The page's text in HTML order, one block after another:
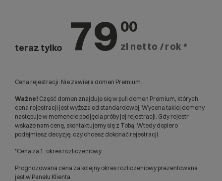
teraz tylko 79 00
zł netto / rok *
Cena rejestracji. Nie zawiera domen Premium.
Ważne! Część domen znajduje się w puli domen Premium, których
cena rejestracji jest wyższa od standardowej. Wycena takiej domeny
następuje w momencie podjęcia próby jej rejestracji. Gdy rejestr
wskaże nam cenę, skontaktujemy się z Tobą. Wtedy dopiero
podejmiesz decyzję, czy chcesz dokonać rejestracji.
*Cena za 1. okres rozliczeniowy.
Prognozowana cena za kolejny okres rozliczeniowy prezentowana
jest w Panelu Klienta.